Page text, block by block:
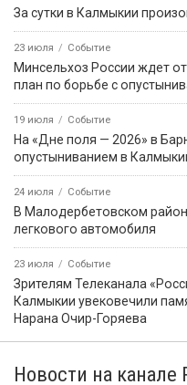
За сутки в Калмыкии
23 июля Событие
Минсельхоз России ждет
план по борьбе с
19 июля Событие
На «Дне поля — 2026» в
опустыниванием в
24 июля Событие
В Малодербетовском
легкового автомобиля
23 июля Событие
Зрителям Телеканала
Калмыкии увековечили
Нарана Очир-Горяева
Новости на канале